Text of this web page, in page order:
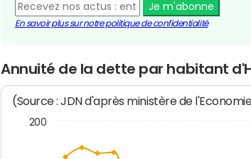
Je m'abonne
En savoir plus sur notre politique de confidentialité
Annuité de la dette par habitant
(Source : JDN d'après ministère de
200